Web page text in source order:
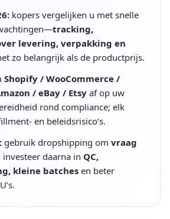
kopers vergelijken u met snelle
tracking,
levering, verpakking en
zo belangrijk als de productprijs.
Shopify / WooCommerce /
/ eBay / Etsy af op uw
rond compliance; elk
en beleidsrisico’s.
gebruik dropshipping om vraag
investeer daarna in QC,
kleine batches en beter